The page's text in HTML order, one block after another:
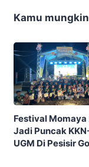
Kamu
Festival Momaya
Jadi Puncak
UGM Di Pesisir